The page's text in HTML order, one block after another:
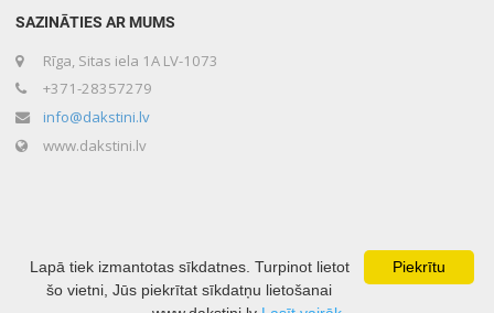
SAZINĀTIES AR MUMS
Rīga, Sitas iela 1A LV-1073
+371-28357279
info@dakstini.lv
www.dakstini.lv
Piekrītu
Lapā tiek izmantotas sīkdatnes. Turpinot lietot
šo vietni, Jūs piekrītat sīkdatņu lietošanai